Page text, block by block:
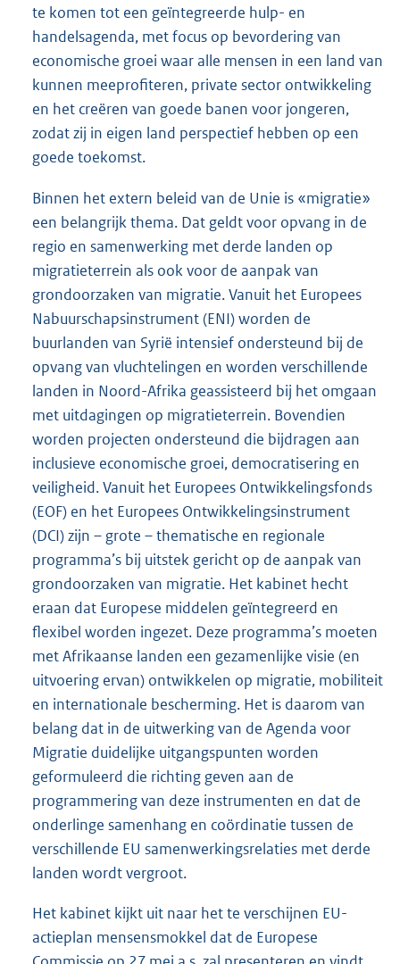
te komen tot een geïntegreerde hulp- en
handelsagenda, met focus op bevordering van
economische groei waar alle mensen in een land van
kunnen meeprofiteren, private sector ontwikkeling
en het creëren van goede banen voor jongeren,
zodat zij in eigen land perspectief hebben op een
goede toekomst.
Binnen het extern beleid van de Unie is «migratie»
een belangrijk thema. Dat geldt voor opvang in de
regio en samenwerking met derde landen op
migratieterrein als ook voor de aanpak van
grondoorzaken van migratie. Vanuit het Europees
Nabuurschapsinstrument (ENI) worden de
buurlanden van Syrië intensief ondersteund bij de
opvang van vluchtelingen en worden verschillende
landen in Noord-Afrika geassisteerd bij het omgaan
met uitdagingen op migratieterrein. Bovendien
worden projecten ondersteund die bijdragen aan
inclusieve economische groei, democratisering en
veiligheid. Vanuit het Europees Ontwikkelingsfonds
(EOF) en het Europees Ontwikkelingsinstrument
(DCI) zijn – grote – thematische en regionale
programma’s bij uitstek gericht op de aanpak van
grondoorzaken van migratie. Het kabinet hecht
eraan dat Europese middelen geïntegreerd en
flexibel worden ingezet. Deze programma’s moeten
met Afrikaanse landen een gezamenlijke visie (en
uitvoering ervan) ontwikkelen op migratie, mobiliteit
en internationale bescherming. Het is daarom van
belang dat in de uitwerking van de Agenda voor
Migratie duidelijke uitgangspunten worden
geformuleerd die richting geven aan de
programmering van deze instrumenten en dat de
onderlinge samenhang en coördinatie tussen de
verschillende EU samenwerkingsrelaties met derde
landen wordt vergroot.
Het kabinet kijkt uit naar het te verschijnen EU-
actieplan mensensmokkel dat de Europese